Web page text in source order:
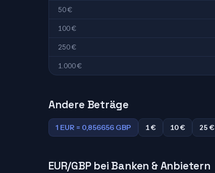
50 €
100 €
250 €
1.000 €
Andere Beträge
1 EUR = 0,856656 GBP 1 € 10 € 25 €
EUR/GBP bei Banken & Anbietern